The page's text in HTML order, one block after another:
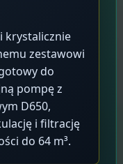
krystalicznie
zestawowi
do
pompę z
D650,
i filtrację
do 64 m³.